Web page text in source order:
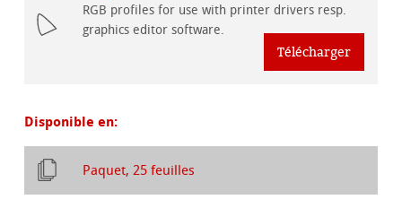
RGB profiles for use with printer drivers resp.
graphics editor software.
Télécharger
Disponible en:
Paquet, 25 feuilles